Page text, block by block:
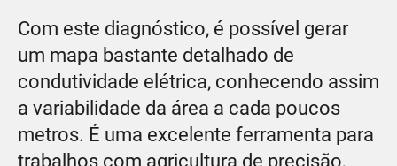
Com este diagnóstico, é possível gerar
um mapa bastante detalhado de
condutividade elétrica, conhecendo assim
a variabilidade da área a cada poucos
metros. É uma excelente ferramenta para
trabalhos com agricultura de precisão,